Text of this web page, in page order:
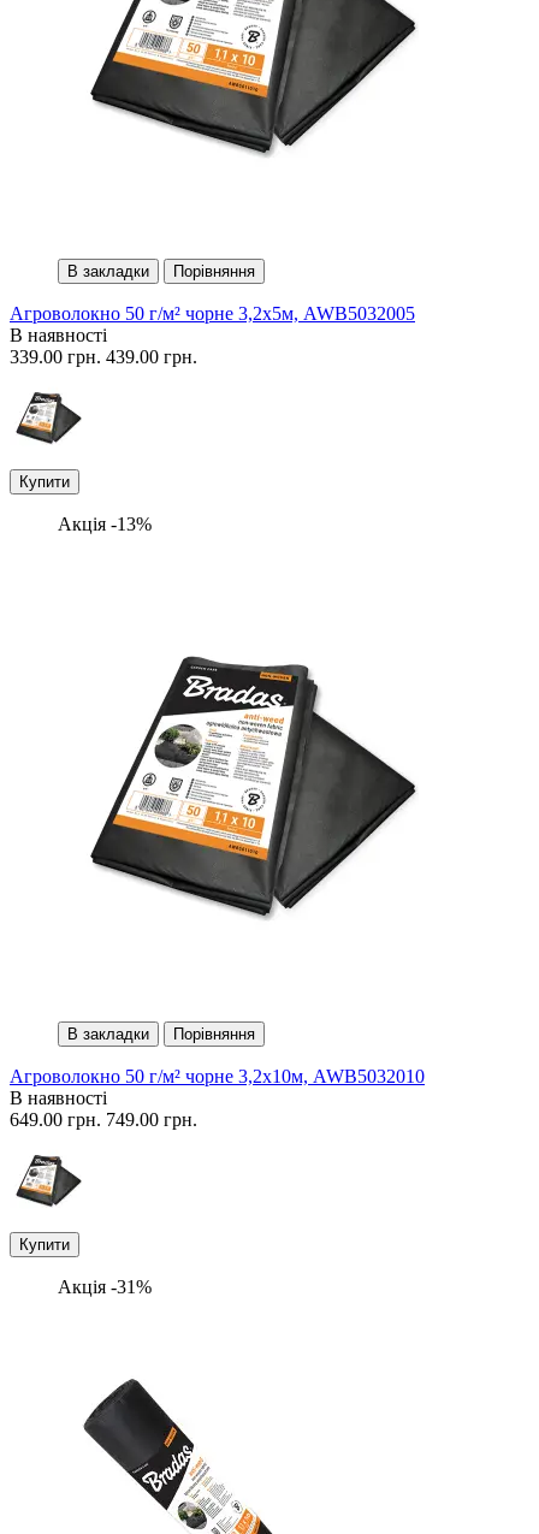
В закладки Порівняння
Агроволокно 50 г/м² чорне 3,2х5м, AWB5032005
В наявності
339.00 грн. 439.00 грн.
Купити
Акція -13%
В закладки Порівняння
Агроволокно 50 г/м² чорне 3,2х10м, AWB5032010
В наявності
649.00 грн. 749.00 грн.
Купити
Акція -31%